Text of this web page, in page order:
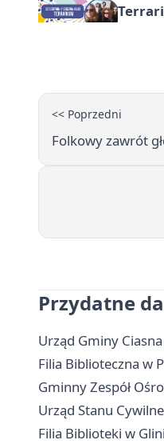
<< Poprzedni
Folkowy zawrót
Przydatne
Urząd Gminy
Filia Biblioteczna w
Gminny Zespół
Urząd Stanu
Filia Biblioteki w